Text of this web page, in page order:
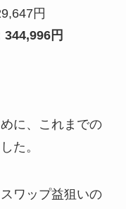
円
円
に、これまでの
た。
ワップ益狙いの